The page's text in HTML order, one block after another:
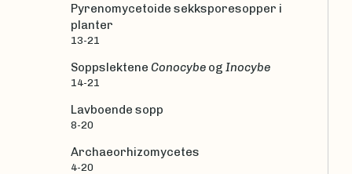
Pyrenomycetoide sekksporesopper i
planter
13-21
Soppslektene Conocybe og Inocybe
14-21
Lavboende sopp
8-20
Archaeorhizomycetes
4-20